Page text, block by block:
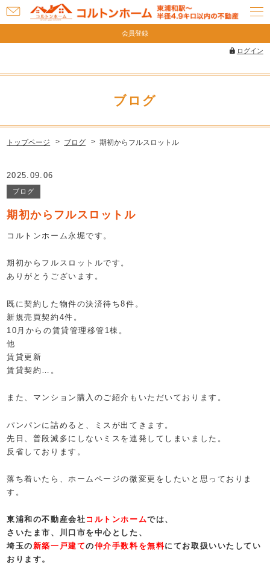
会員登録
ログイン
お
問
ブログ
トップページ ブログ 期初からフルスロットル
2025.09.06
ブログ
期初からフルスロットル
コルトンホーム永堀です。
期初からフルスロットルです。
ありがとうございます。
既に契約した物件の決済待ち8件。
新規売買契約4件。
10月からの賃貸管理移管1棟。
他
賃貸更新
賃貸契約…。
また、マンション購入のご紹介もいただいております。
パンパンに詰めると、ミスが出てきます。
先日、普段滅多にしないミスを連発してしまいました。
反省しております。
落ち着いたら、ホームページの微変更をしたいと思っておりま
す。
東浦和の不動産会社 コルトンホームでは、
さいたま市、川口市を中心とした、
埼玉の新築一戸建ての仲介手数料を無料にてお取扱いいたしてい
おります。